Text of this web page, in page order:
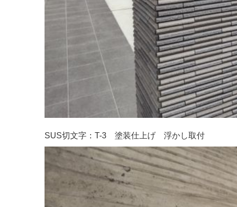
SUS切文字：T-3 塗装仕上げ 浮かし取付